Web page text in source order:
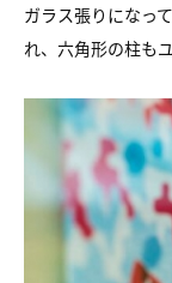
ガラス張りになっ
れ、六角形の柱もユ